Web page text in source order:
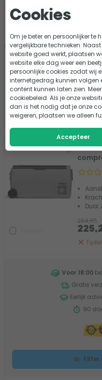
Vergelijk
Dual
359,95
- 15%
Dual
264,95
Voor 18:00
Gratis
Eerlijk
90
Filter
Cookies
Om je beter en persoonlijker te
vergelijkbare technieken.
website goed werkt, plaatsen
website elke dag weer een
persoonlijke cookies zodat wij
internetgedrag kunnen volgen
content kunnen laten zien.
cookiebeleid. Als je onze
dan is het nodig dat je onze
weigeren, plaatsen we alleen
Accepteer